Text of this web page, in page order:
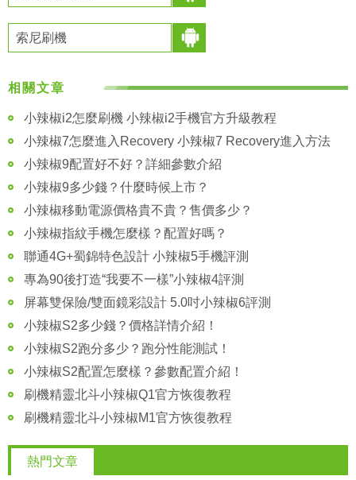
索尼刷機
相關文章
小辣椒i2怎麼刷機 小辣椒i2手機官方升級教程
小辣椒7怎麼進入Recovery 小辣椒7 Recovery進入方法
小辣椒9配置好不好？詳細參數介紹
小辣椒9多少錢？什麼時候上市？
小辣椒移動電源價格貴不貴？售價多少？
小辣椒指紋手機怎麼樣？配置好嗎？
聯通4G+蜀錦特色設計 小辣椒5手機評測
專為90後打造“我要不一樣”小辣椒4評測
屏幕雙保險/雙面鏡彩設計 5.0吋小辣椒6評測
小辣椒S2多少錢？價格詳情介紹！
小辣椒S2跑分多少？跑分性能測試！
小辣椒S2配置怎麼樣？參數配置介紹！
刷機精靈北斗小辣椒Q1官方恢復教程
刷機精靈北斗小辣椒M1官方恢復教程
熱門文章